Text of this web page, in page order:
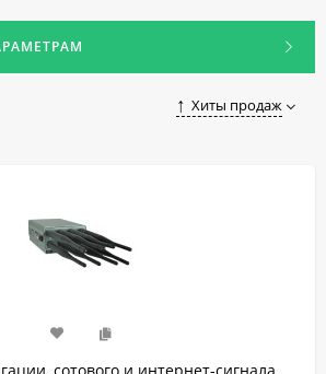
средством становится
GPS и ГЛОНАСС для автомобиля
Хиты продаж